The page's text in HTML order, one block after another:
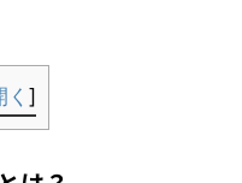
く ]